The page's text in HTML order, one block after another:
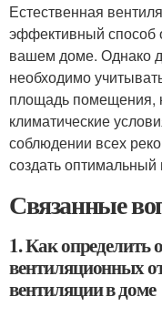
Естественная
эффективный способ
вашем доме. Однако
необходимо
площадь помещения,
климатические
соблюдении всех
создать
Связанные
1. Как определить
вентиляционных
вентиляции в доме